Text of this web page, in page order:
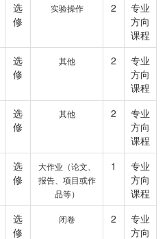
选
修
实验操作 2
专业
方向
课程
选
修
其他 2
专业
方向
课程
选
修
其他 2
专业
方向
课程
选
修
大作业（论文、
报告、项目或作
品等）
1
专业
方向
课程
选
修
闭卷 2
专业
方向